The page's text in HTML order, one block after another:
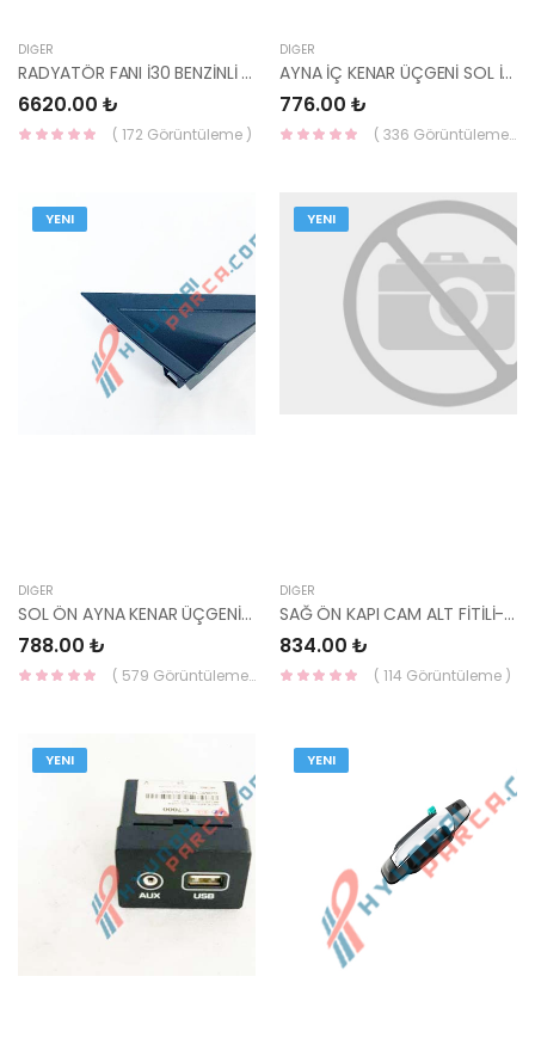
DIĞER
RADYATÖR FANI İ30 BENZİNLİ 07-11 / 25380-2H050-YS
6620.00 ₺
( 172 Görüntüleme )
DIĞER
AYNA İÇ KENAR ÜÇGENİ SOL İÇ ELEK. GETZ 87650-1C000-HMC
776.00 ₺
( 336 Görüntüleme )
YENI
DIĞER
SOL ÖN AYNA KENAR ÜÇGENİ DIŞ NİKELAJLI 86180-A5100 İ30 2012-2016-HMC
788.00 ₺
( 579 Görüntüleme )
YENI
DIĞER
SAĞ ÖN KAPI CAM ALT FİTİLİ-HMC
834.00 ₺
( 114 Görüntüleme )
YENI YENI